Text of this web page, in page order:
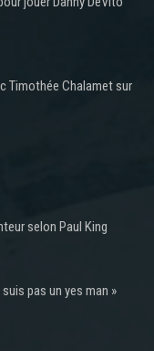
Timothée Chalamet sur
selon Paul King
pas un yes man »